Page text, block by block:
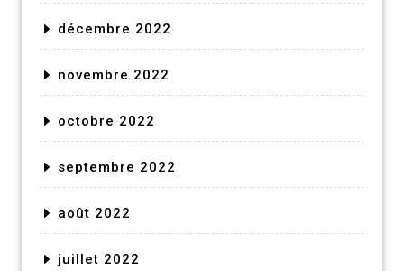
décembre 2022
novembre 2022
octobre 2022
septembre 2022
août 2022
juillet 2022